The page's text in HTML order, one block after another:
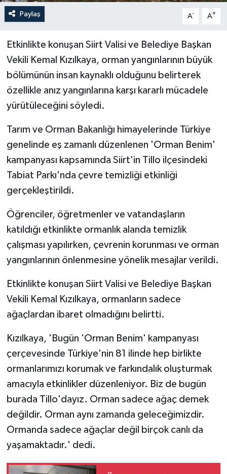
Paylaş A- A+
Etkinlikte konuşan Siirt Valisi ve Belediye Başkan
Vekili Kemal Kızılkaya, orman yangınlarının büyük
bölümünün insan kaynaklı olduğunu belirterek
özellikle anız yangınlarına karşı kararlı mücadele
yürütüleceğini söyledi.
Tarım ve Orman Bakanlığı himayelerinde Türkiye
genelinde eş zamanlı düzenlenen 'Orman Benim'
kampanyası kapsamında Siirt'in Tillo ilçesindeki
Tabiat Parkı'nda çevre temizliği etkinliği
gerçekleştirildi.
Öğrenciler, öğretmenler ve vatandaşların
katıldığı etkinlikte ormanlık alanda temizlik
çalışması yapılırken, çevrenin korunması ve orman
yangınlarının önlenmesine yönelik mesajlar verildi.
Etkinlikte konuşan Siirt Valisi ve Belediye Başkan
Vekili Kemal Kızılkaya, ormanların sadece
ağaçlardan ibaret olmadığını belirtti.
Kızılkaya, 'Bugün 'Orman Benim' kampanyası
çerçevesinde Türkiye'nin 81 ilinde hep birlikte
ormanlarımızı korumak ve farkındalık oluşturmak
amacıyla etkinlikler düzenleniyor. Biz de bugün
burada Tillo'dayız. Orman sadece ağaç demek
değildir. Orman aynı zamanda geleceğimizdir.
Ormanda sadece ağaçlar değil birçok canlı da
yaşamaktadır.' dedi.